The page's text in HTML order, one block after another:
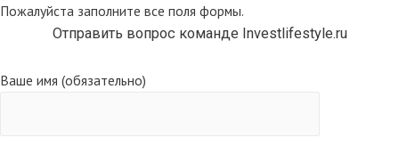
Пожалуйста заполните все поля формы.
Отправить вопрос команде Investlifestyle.ru
Ваше имя (обязательно)